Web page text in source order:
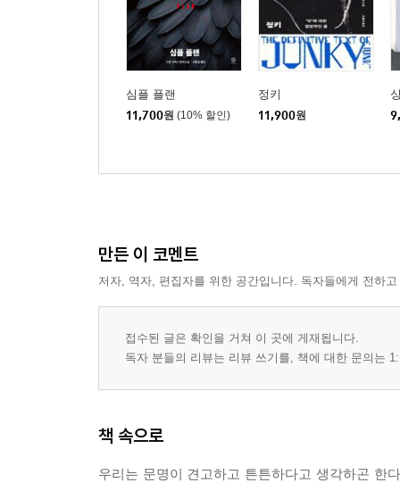
심플 플랜
11,700원 (10% 할인)
정키
11,900원
만든 이 코멘트
저자, 역자, 편집자를 위한 공간입니다. 독자들에게 전하
접수된 글은 확인을 거쳐 이 곳에 게재됩니다.
독자 분들의 리뷰는 리뷰 쓰기를, 책에 대한 문의는
책 속으로
우리는 문명이 견고하고 튼튼하다고 생각하곤 한